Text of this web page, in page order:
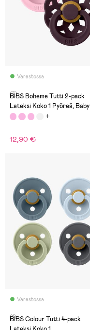
Varastossa
(7)
BIBS Boheme Tutti 2-pack
Lateksi Koko 1 Pyöreä, Baby
Pink/Plum
12,90 €
Varastossa
(1)
BIBS Colour Tutti 4-pack